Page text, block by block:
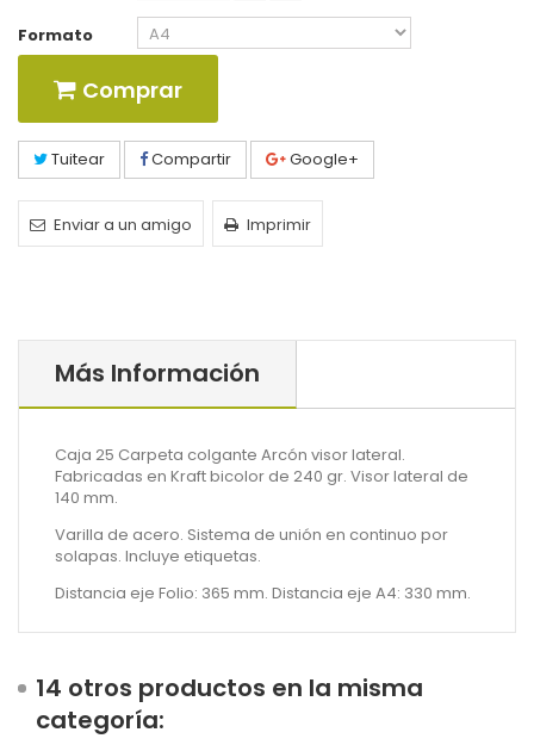
Formato
Comprar
Tuitear Compartir Google+
Enviar a un amigo Imprimir
Más Información
Caja 25 Carpeta colgante Arcón visor lateral.
Fabricadas en Kraft bicolor de 240 gr. Visor lateral de
140 mm.
Varilla de acero. Sistema de unión en continuo por
solapas. Incluye etiquetas.
Distancia eje Folio: 365 mm. Distancia eje A4: 330 mm.
14 otros productos en la misma
categoría: